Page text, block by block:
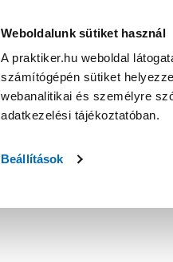
Weboldalunk sütiket használ
A praktiker.hu weboldal
számítógépén sütiket
webanalitikai és személyre
adatkezelési tájékoztatóban.
Beállítások